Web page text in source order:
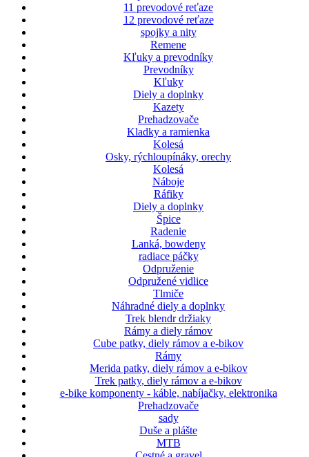
11 prevodové reťaze
12 prevodové reťaze
spojky a nity
Remene
Kľuky a prevodníky
Prevodníky
Kľuky
Diely a doplnky
Kazety
Prehadzovače
Kladky a ramienka
Kolesá
Osky, rýchloupínáky, orechy
Kolesá
Náboje
Ráfiky
Diely a doplnky
Špice
Radenie
Lanká, bowdeny
radiace páčky
Odpruženie
Odpružené vidlice
Tlmiče
Náhradné diely a doplnky
Trek blendr držiaky
Rámy a diely rámov
Cube patky, diely rámov a e-bikov
Rámy
Merida patky, diely rámov a e-bikov
Trek patky, diely rámov a e-bikov
e-bike komponenty - káble, nabíjačky, elektronika
Prehadzovače
sady
Duše a plášte
MTB